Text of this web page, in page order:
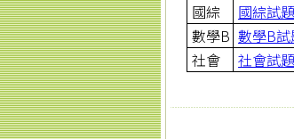
國綜
國綜試題
數學B 數學B
社會
社會試題